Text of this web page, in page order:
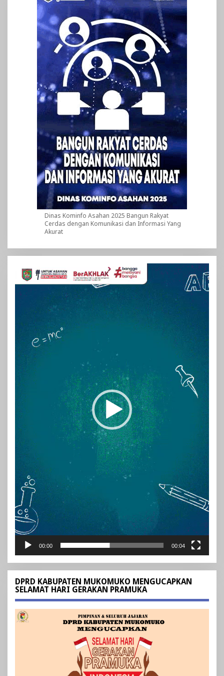
Dinas Kominfo Asahan 2025 Bangun Rakyat
Cerdas dengan Komunikasi dan Informasi Yang
Akurat
Pemutar
Video
00:00 00:04
DPRD KABUPATEN MUKOMUKO MENGUCAPKAN
SELAMAT HARI GERAKAN PRAMUKA